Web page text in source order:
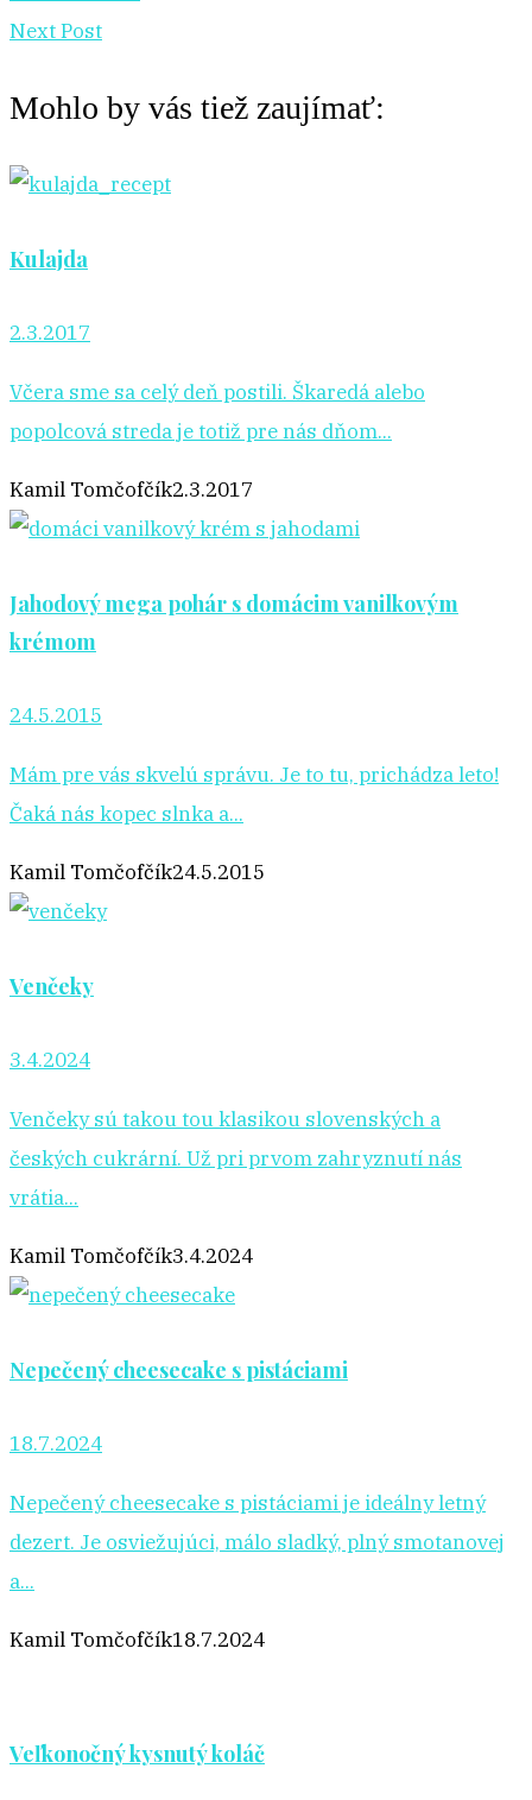
Next Post
Mohlo by vás tiež zaujímať:
Kulajda
2.3.2017
Včera sme sa celý deň postili. Škaredá alebo
popolcová streda je totiž pre nás dňom...
Kamil Tomčofčík2.3.2017
Jahodový mega pohár s domácim vanilkovým
krémom
24.5.2015
Mám pre vás skvelú správu. Je to tu, prichádza leto!
Čaká nás kopec slnka a...
Kamil Tomčofčík24.5.2015
Venčeky
3.4.2024
Venčeky sú takou tou klasikou slovenských a
českých cukrární. Už pri prvom zahryznutí nás
vrátia...
Kamil Tomčofčík3.4.2024
Nepečený cheesecake s pistáciami
18.7.2024
Nepečený cheesecake s pistáciami je ideálny letný
dezert. Je osviežujúci, málo sladký, plný smotanovej
a...
Kamil Tomčofčík18.7.2024
Veľkonočný kysnutý koláč